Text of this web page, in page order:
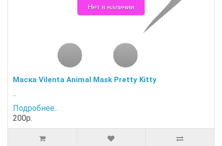
Нет в наличии
Маска Vilenta Animal Mask Pretty Kitty
..
Подробнее..
200р.